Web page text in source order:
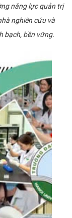
năng lực quản trị
nghiên cứu và
bạch, bền vững.